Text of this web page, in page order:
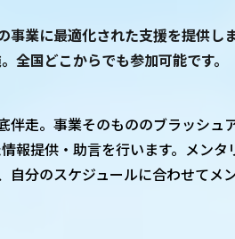
事業に最適化された支援を提供し
全国どこからでも参加可能です。
伴走。事業そのもののブラッシュ
報提供・助言を行います。メンタ
分のスケジュールに合わせてメ